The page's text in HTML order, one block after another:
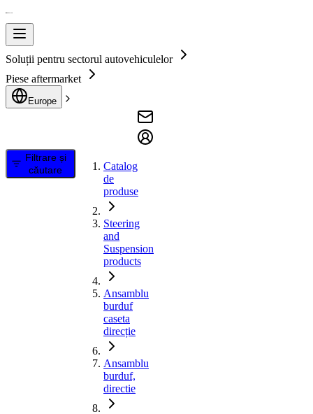
Soluții pentru sectorul autovehiculelor
Piese aftermarket
Europe
Filtrare și
căutare
Catalog
de
produse
Steering
and
Suspension
products
Ansamblu
burduf
caseta
direcție
Ansamblu
burduf,
directie